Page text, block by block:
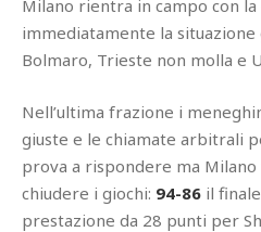
Milano rientra in campo con
immediatamente la situazione
Bolmaro, Trieste non molla e
Nell’ultima frazione i
giuste e le chiamate arbitrali
prova a rispondere ma Milano
chiudere i giochi: 94-86 il
prestazione da 28 punti per